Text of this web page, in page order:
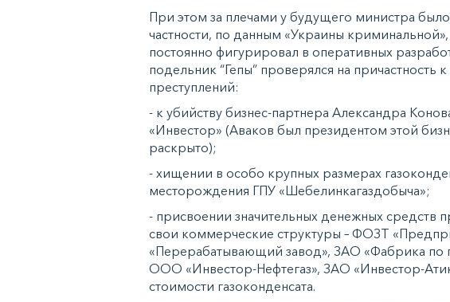
При этом за плечами у будущего министра
частности, по данным «Украины
постоянно фигурировал в оперативных
подельник “Гепы” проверялся на
преступлений:
- к убийству бизнес-партнера Александра
«Инвестор» (Аваков был президентом этой
раскрыто);
- хищении в особо крупных размерах
месторождения ГПУ «Шебелинкагаздобыча»;
- присвоении значительных денежных средств
свои коммерческие структуры – ФОЗТ
«Перерабатывающий завод», ЗАО «Фабрика по
ООО «Инвестор-Нефтегаз», ЗАО «Инвестор-
стоимости газоконденсата.